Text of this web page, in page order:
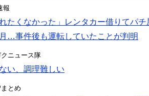
報
たくなかった」レンタカー借りてパ
…事件後も運転していたことが判明
ニュース隊
い、調理難しい
とめ